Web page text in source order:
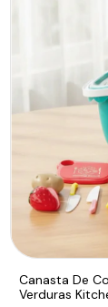
Canasta De
Verduras